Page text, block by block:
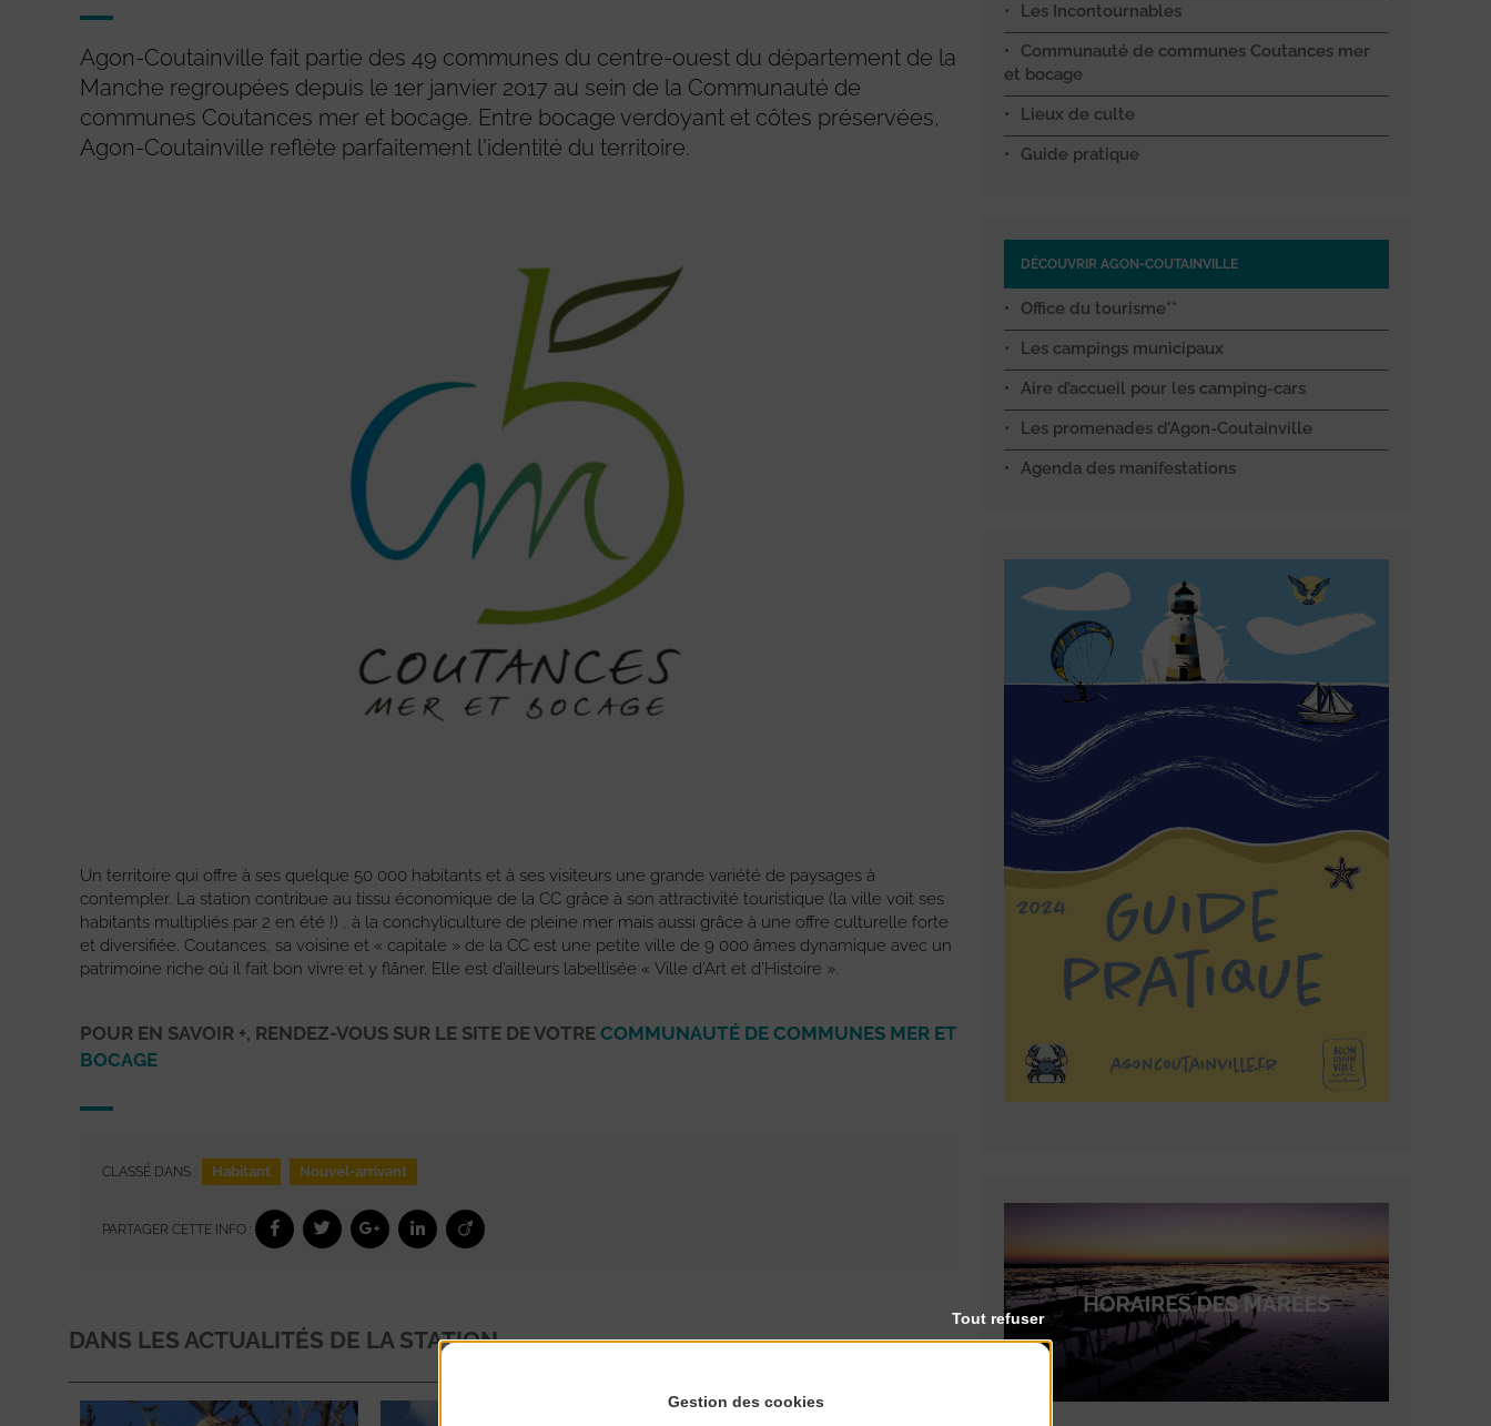
Agon-Coutainville fait partie des 49 communes du centre-ouest du département de la
Manche regroupées depuis le 1er janvier 2017 au sein de la Communauté de
communes Coutances mer et bocage. Entre bocage verdoyant et côtes préservées,
Agon-Coutainville reflète parfaitement l'identité du territoire.
Un territoire qui offre à ses quelque 50 000 habitants et à ses visiteurs une grande variété de paysages à
contempler. La station contribue au tissu économique de la CC grâce à son attractivité touristique (la ville voit ses
habitants multipliés par 2 en été !) , à la conchyliculture de pleine mer mais aussi grâce à une offre culturelle forte
et diversifiée. Coutances, sa voisine et « capitale » de la CC est une petite ville de 9 000 âmes dynamique avec un
patrimoine riche où il fait bon vivre et y flâner. Elle est d’ailleurs labellisée « Ville d’Art et d’Histoire ».
POUR EN SAVOIR +, RENDEZ-VOUS SUR LE SITE DE VOTRE COMMUNAUTÉ DE COMMUNES MER ET
BOCAGE
CLASSÉ DANS : Habitant Nouvel-arrivant
PARTAGER CETTE INFO :
DANS LES ACTUALITÉS DE LA STATION
Les Incontournables
Communauté de communes Coutances mer
et bocage
Lieux de culte
Guide pratique
DÉCOUVRIR AGON-COUTAINVILLE
Office du tourisme**
Les campings municipaux
Aire d’accueil pour les camping-cars
Les promenades d’Agon-Coutainville
Agenda des manifestations
Gestion des cookies
Tout refuser